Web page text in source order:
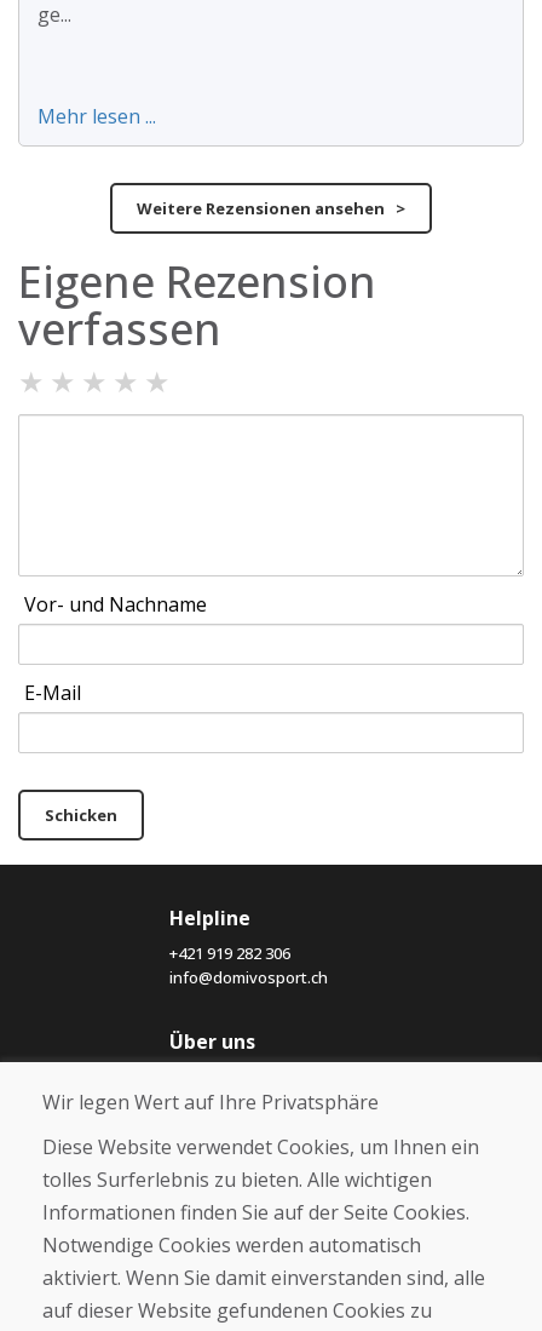
ge...
Mehr lesen ...
Weitere Rezensionen ansehen >
Eigene Rezension
verfassen
★ ★ ★ ★ ★
Vor- und Nachname
E-Mail
Schicken
Helpline
+421 919 282 306
info@domivosport.ch
Über uns
Über uns
Kontakt
Kaufen
E-Shop
Geschäftsbedingungen
Zahlung
Wir legen Wert auf Ihre Privatsphäre
Diese Website verwendet Cookies, um Ihnen ein
tolles Surferlebnis zu bieten. Alle wichtigen
Informationen finden Sie auf der Seite Cookies.
Notwendige Cookies werden automatisch
aktiviert. Wenn Sie damit einverstanden sind, alle
auf dieser Website gefundenen Cookies zu